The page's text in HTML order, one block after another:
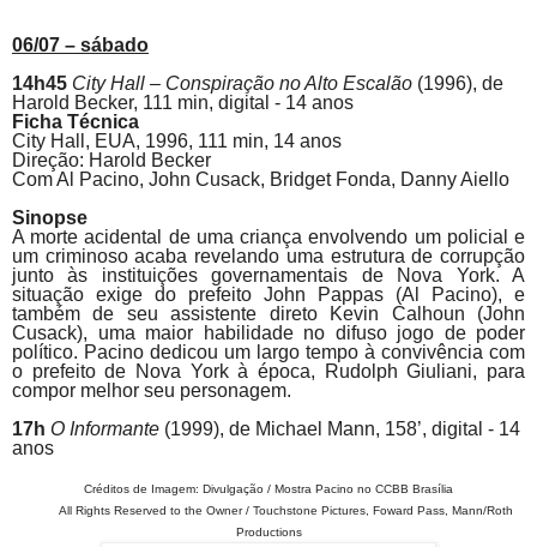
06/07 – sábado
14h45 City Hall – Conspiração no Alto Escalão (1996), de
Harold Becker, 111 min, digital - 14 anos
Ficha Técnica
City Hall, EUA, 1996, 111 min, 14 anos
Direção: Harold Becker
Com Al
Pacino, John Cusack, Bridget Fonda, Danny Aiello
Sinopse
A morte acidental de uma criança envolvendo um policial e
um criminoso acaba revelando uma estrutura de corrupção
junto às instituições governamentais de Nova York. A
situação exige do prefeito John Pappas (Al
Pacino), e
também de seu assistente direto Kevin Calhoun (John
Cusack), uma maior habilidade no difuso jogo de poder
político. Pacino dedicou um largo tempo à convivência com
o prefeito de Nova York à época, Rudolph Giuliani, para
compor melhor seu personagem.
17h O Informante (1999), de Michael Mann, 158’, digital - 14
anos
Créditos de Imagem: Divulgação / Mostra Pacino no CCBB Brasília
All Rights Reserved to the Owner / Touchstone Pictures, Foward Pass, Mann/Roth
Productions